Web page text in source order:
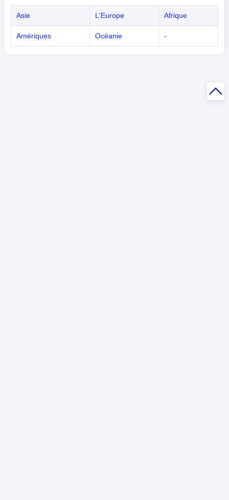
Asie L'Europe Afrique
Amériques Océanie -